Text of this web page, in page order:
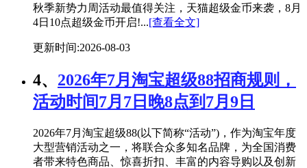
秋季新势力周活动最值得关注，天猫超级金币来袭，8月
4日10点超级金币开启!...[查看全文]
更新时间:2026-08-03
4、 2026年7月淘宝超级88招商规则，
活动时间7月7日晚8点到7月9日
2026年7月淘宝超级88(以下简称“活动”)，作为淘宝年度
大型营销活动之一，将联合众多知名品牌，为全国消费
者带来特色商品、惊喜折扣、丰富的内容导购以及创新